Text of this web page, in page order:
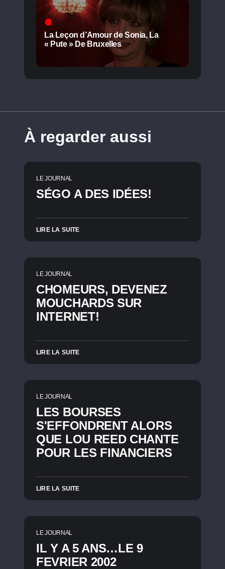
La Leçon d’Amour de Sonia, La
« Pute » De Bruxelles
À regarder aussi
LE JOURNAL
SÉGO A DES IDÉES!
LIRE LA SUITE
LE JOURNAL
CHOMEURS, DEVENEZ
MOUCHARDS SUR
INTERNET!
LIRE LA SUITE
LE JOURNAL
LES BOURSES
S'EFFONDRENT ALORS
QUE LOU REED CHANTE
POUR LES FINANCIERS
LIRE LA SUITE
LE JOURNAL
IL Y A 5 ANS…LE 9
FEVRIER 2002